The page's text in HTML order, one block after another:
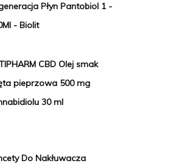
Płyn Pantobiol 1 -
- Biolit
CBD Olej smak
pieprzowa 500 mg
30 ml
Do Nakłuwacza